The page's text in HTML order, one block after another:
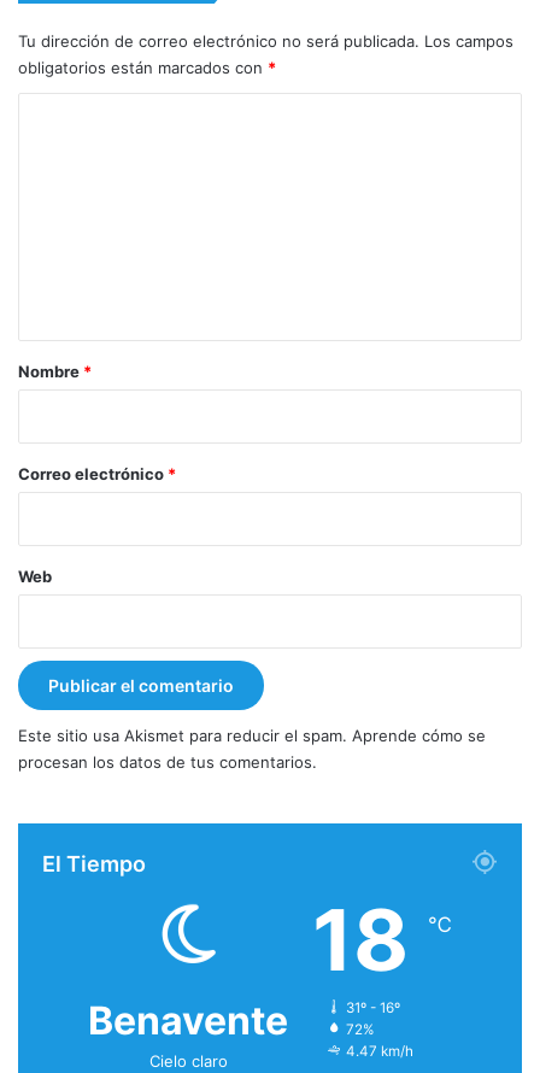
Tu dirección de correo electrónico no será publicada. Los campos
obligatorios están marcados con *
r
*
Nombre *
Correo electrónico *
Web
Este sitio usa Akismet para reducir el spam. Aprende cómo se
procesan los datos de tus comentarios.
El Tiempo
Benavente
Cielo claro
18 ℃
31º - 16º
72%
4.47 km/h